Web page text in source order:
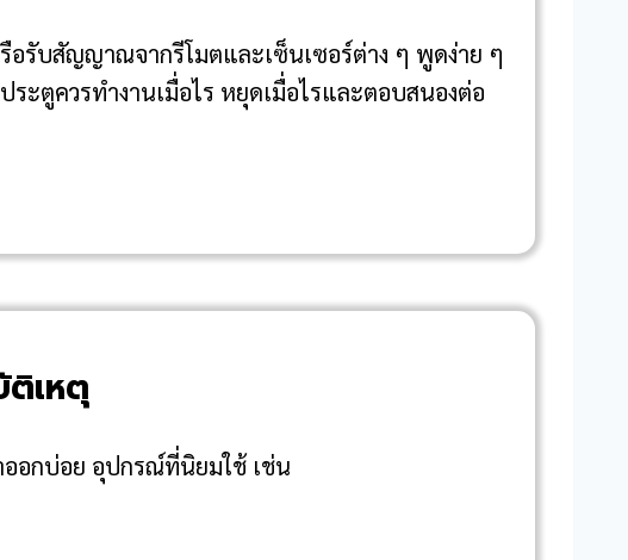
อรับสัญญาณจากรีโมตและเซ็นเซอร์ต่าง ๆ พูดง่าย ๆ
ะตูควรทำงานเมื่อไร หยุดเมื่อไรและตอบสนองต่อ
เหตุ
ออกบ่อย อุปกรณ์ที่นิยมใช้ เช่น